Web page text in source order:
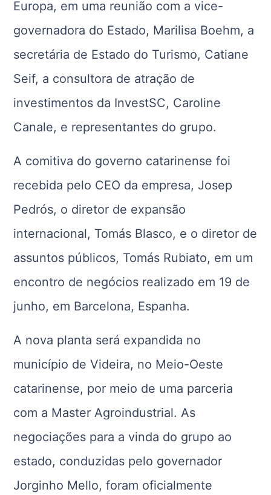
Europa, em uma reunião com a vice-
governadora do Estado, Marilisa Boehm, a
secretária de Estado do Turismo, Catiane
Seif, a consultora de atração de
investimentos da InvestSC, Caroline
Canale, e representantes do grupo.
A comitiva do governo catarinense foi
recebida pelo CEO da empresa, Josep
Pedrós, o diretor de expansão
internacional, Tomás Blasco, e o diretor de
assuntos públicos, Tomás Rubiato, em um
encontro de negócios realizado em 19 de
junho, em Barcelona, Espanha.
A nova planta será expandida no
município de Videira, no Meio-Oeste
catarinense, por meio de uma parceria
com a Master Agroindustrial. As
negociações para a vinda do grupo ao
estado, conduzidas pelo governador
Jorginho Mello, foram oficialmente